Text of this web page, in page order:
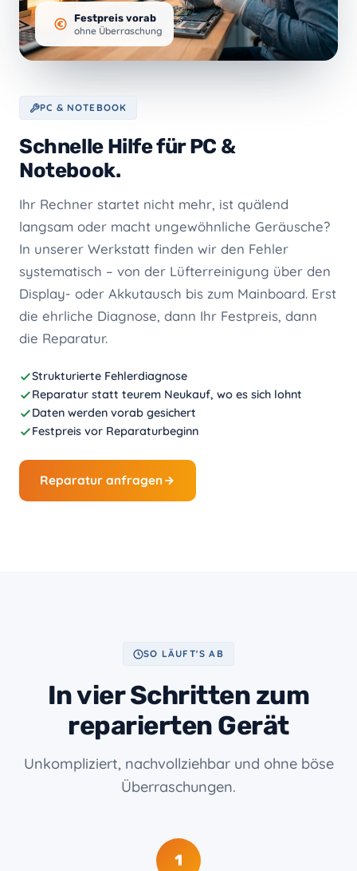
Festpreis vorab
ohne Überraschung
PC & NOTEBOOK
Schnelle Hilfe für PC &
Notebook.
Ihr Rechner startet nicht mehr, ist quälend
langsam oder macht ungewöhnliche Geräusche?
In unserer Werkstatt finden wir den Fehler
systematisch – von der Lüfterreinigung über den
Display- oder Akkutausch bis zum Mainboard. Erst
die ehrliche Diagnose, dann Ihr Festpreis, dann
die Reparatur.
Strukturierte Fehlerdiagnose
Reparatur statt teurem Neukauf, wo es sich lohnt
Daten werden vorab gesichert
Festpreis vor Reparaturbeginn
Reparatur anfragen
SO LÄUFT'S AB
In vier Schritten zum
reparierten Gerät
Unkompliziert, nachvollziehbar und ohne böse
Überraschungen.
1